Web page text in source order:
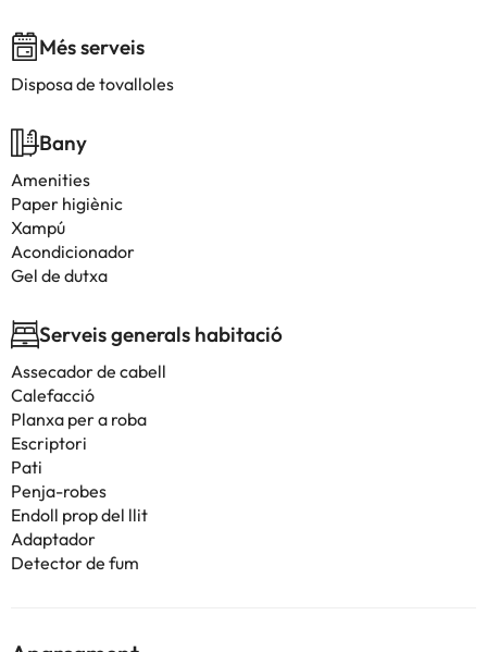
Més serveis
Disposa de tovalloles
Bany
Amenities
Paper higiènic
Xampú
Acondicionador
Gel de dutxa
Serveis generals habitació
Assecador de cabell
Calefacció
Planxa per a roba
Escriptori
Pati
Penja-robes
Endoll prop del llit
Adaptador
Detector de fum